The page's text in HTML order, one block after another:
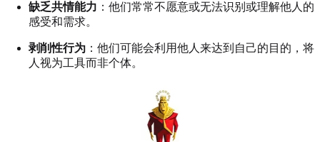
缺乏共情能力 ：他们常常不愿意或无法识别或理解他人的
感受和需求。
剥削性行为 ：他们可能会利用他人来达到自己的目的，将
人视为工具而非个体。